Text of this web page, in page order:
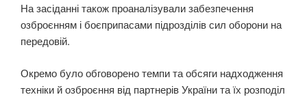
На засіданні також проаналізували забезпечення
озброєнням і боєприпасами підрозділів сил оборони на
передовій.
Окремо було обговорено темпи та обсяги надходження
техніки й озброєння від партнерів України та їх розподіл